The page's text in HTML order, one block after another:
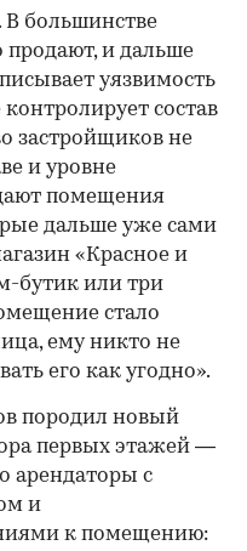
В большинстве
продают, и дальше
уязвимость
состав
застройщиков не
и уровне
помещения
дальше уже сами
«Красное и
бутик или три
стало
ему никто не
его как угодно».
породил новый
первых этажей —
арендаторы с
и
к помещению: